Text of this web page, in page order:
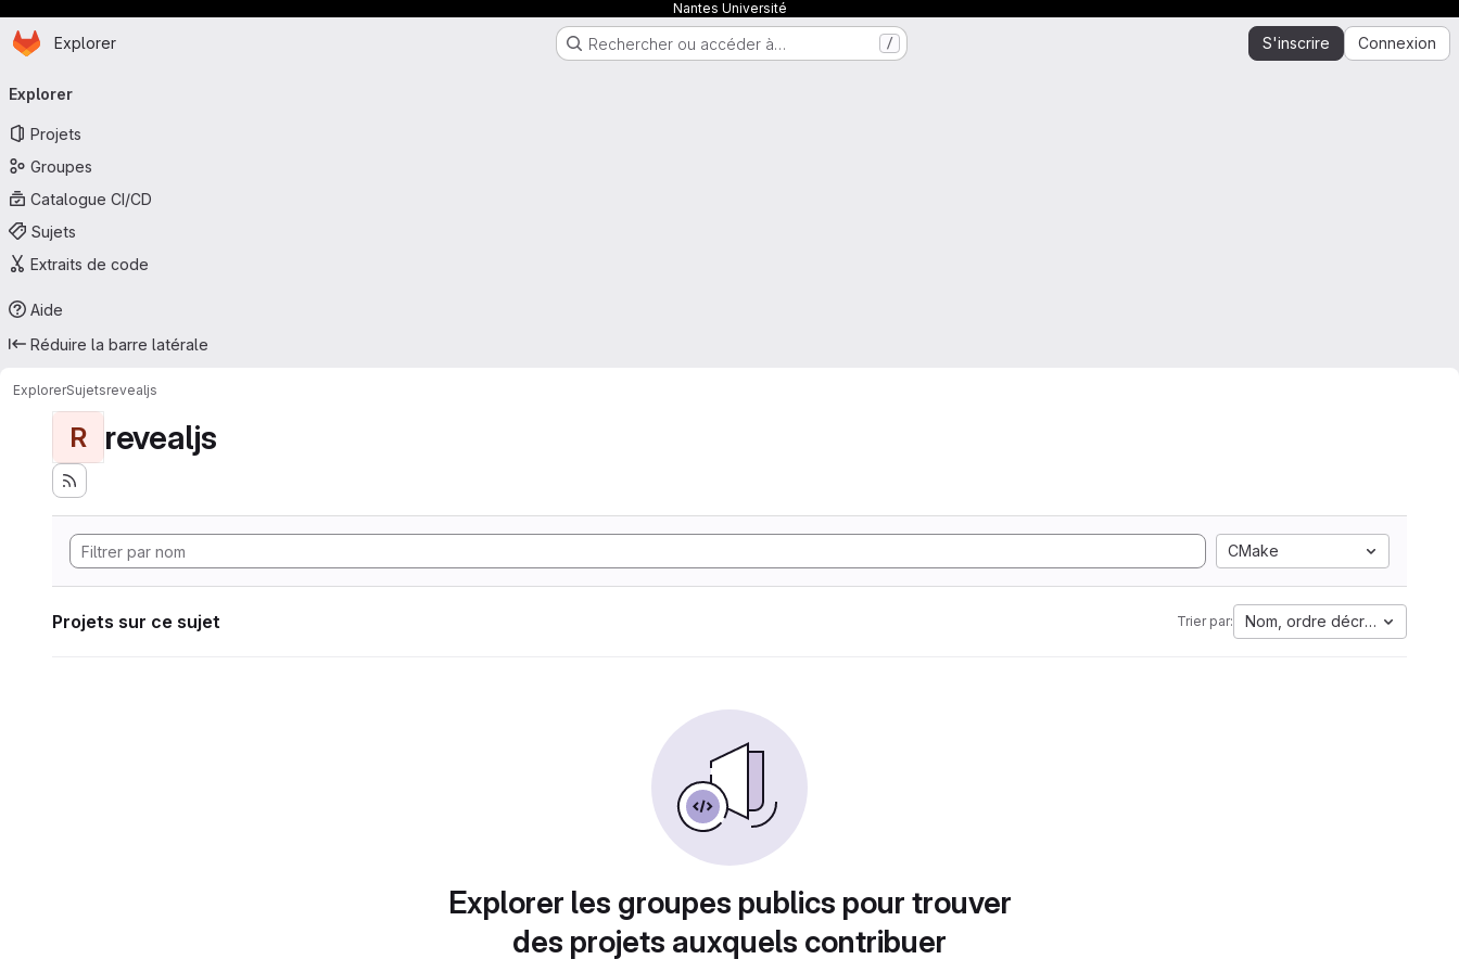
Nantes Université
Passer au contenu principal
Page d'accueil
Explorer Rechercher ou accéder à… / S'inscrire Connexion
principale
Explorer
Projets
Groupes
Catalogue CI/CD
Sujets
Extraits de code
Aide
Réduire la barre latérale
ExplorerSujetsrevealjs
R revealjs
CMake
Projets sur ce sujet Trier par: Nom, ordre décroissant
Explorer les groupes publics pour trouver
des projets auxquels contribuer